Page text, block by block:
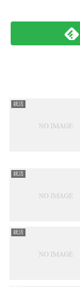
就活
就活
就活